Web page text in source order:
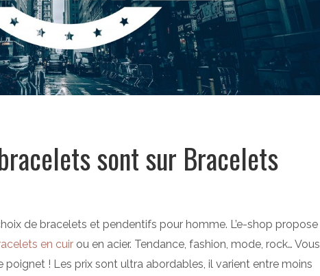
sont sur Bracelets
choix de bracelets et pendentifs pour homme. L’e-shop propose
en cuir ou en acier. Tendance, fashion, mode, rock… Vous
! Les prix sont ultra abordables, il varient entre moins